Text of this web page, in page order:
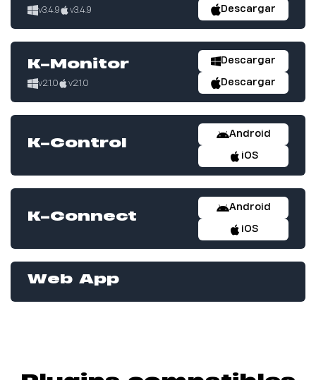
v3.4.9 v3.4.9 Descargar
K-Monitor
v2.1.0 v2.1.0
Descargar
Descargar
K-Control
Android
iOS
K-Connect
Android
iOS
Web App